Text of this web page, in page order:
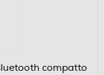
compatto